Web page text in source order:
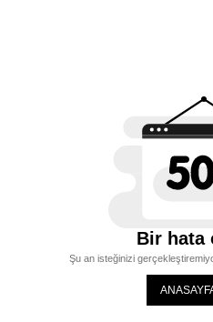
Bir hata
Şu an isteğinizi